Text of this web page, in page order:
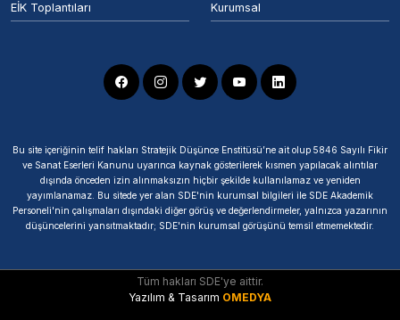
EİK Toplantıları
Kurumsal
Bu site içeriğinin telif hakları Stratejik Düşünce Enstitüsü’ne ait olup 5846 Sayılı Fikir
ve Sanat Eserleri Kanunu uyarınca kaynak gösterilerek kısmen yapılacak alıntılar
dışında önceden izin alınmaksızın hiçbir şekilde kullanılamaz ve yeniden
yayımlanamaz. Bu sitede yer alan SDE'nin kurumsal bilgileri ile SDE Akademik
Personeli'nin çalışmaları dışındaki diğer görüş ve değerlendirmeler, yalnızca yazarının
düşüncelerini yansıtmaktadır; SDE'nin kurumsal görüşünü temsil etmemektedir.
Tüm hakları SDE'ye aittir.
Yazılım & Tasarım OMEDYA